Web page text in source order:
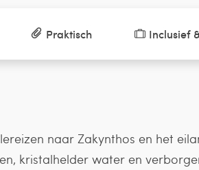
naar Zakynthos en het
kristalhelder water en
Praktisch Inclusief